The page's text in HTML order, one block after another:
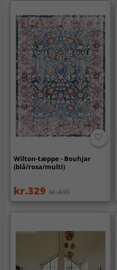
Wilton-tæppe - Bouhjar
(blå/rosa/multi)
kr.329 kr.439